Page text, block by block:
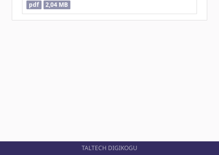
pdf 2,04 MB
TALTECH DIGIKOGU